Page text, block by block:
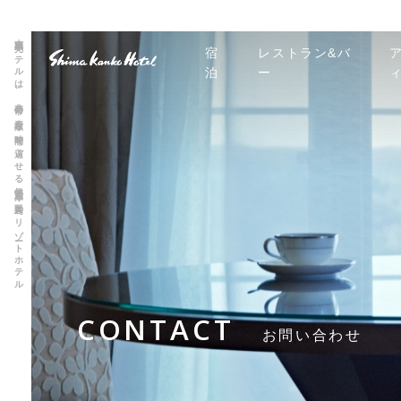
志摩観光ホテルは、非日常の素敵な時間を過ごせる伊勢志摩 賢島のリゾートホテル
宿
泊
レストラン&バ
ー
CONTACT お問い合わせ